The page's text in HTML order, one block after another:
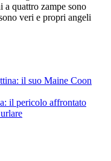
a quattro zampe sono
veri e propri angeli
il suo Maine Coon
il pericolo affrontato